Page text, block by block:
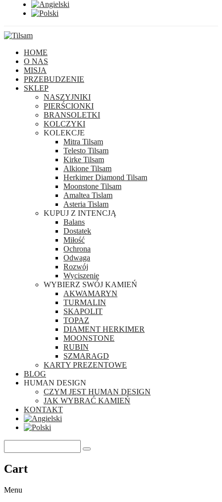
HOME
O NAS
MISJA
PRZEBUDZENIE
SKLEP
NASZYJNIKI
PIERŚCIONKI
BRANSOLETKI
KOLCZYKI
KOLEKCJE
Mitra Tilsam
Telesto Tilsam
Kirke Tilsam
Alkione Tilsam
Herkimer Diamond Tilsam
Moonstone Tilsam
Amaltea Tislam
Asteria Tislam
KUPUJ Z INTENCJĄ
Balans
Dostatek
Miłość
Ochrona
Odwaga
Rozwój
Wyciszenie
WYBIERZ SWÓJ KAMIEŃ
AKWAMARYN
TURMALIN
SKAPOLIT
TOPAZ
DIAMENT HERKIMER
MOONSTONE
RUBIN
SZMARAGD
KARTY PREZENTOWE
BLOG
HUMAN DESIGN
CZYM JEST HUMAN DESIGN
JAK WYBRAĆ KAMIEŃ
KONTAKT
Cart
Menu